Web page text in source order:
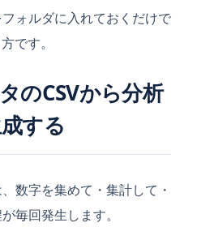
ォルダに入れておくだけで
です。
のCSVから分析
する
数字を集めて・集計して・
毎回発生します。